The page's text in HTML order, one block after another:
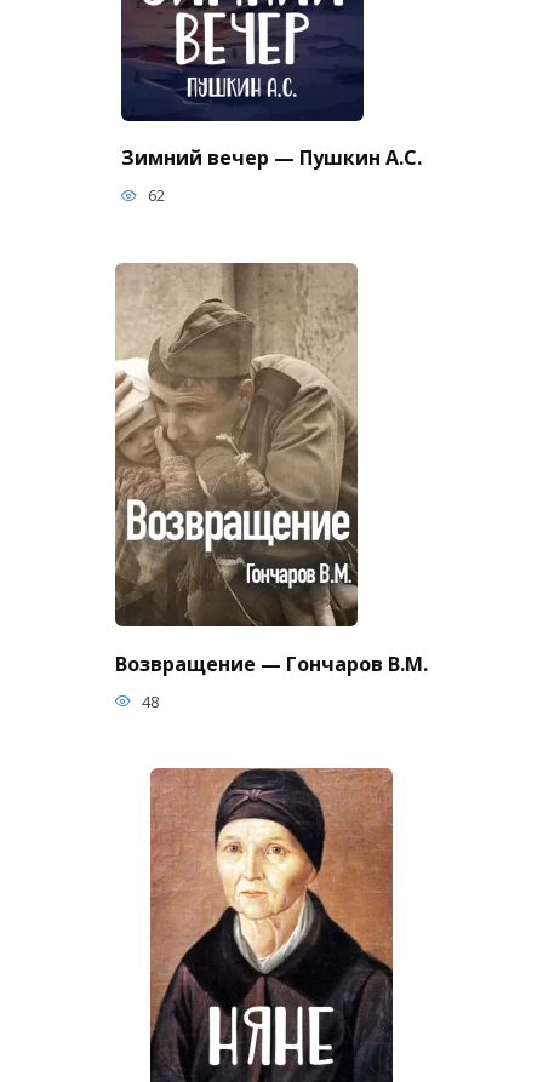
Зимний вечер — Пушкин А.С.
62
Возвращение — Гончаров В.М.
48